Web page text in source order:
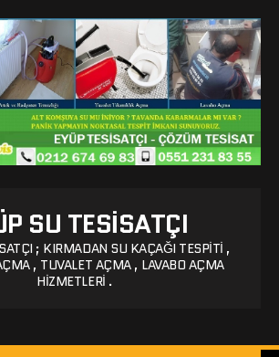
SU TESISATÇI
; KIRMADAN SU KAÇAĞI TESPITI ,
, TUVALET AÇMA , LAVABO AÇMA
HIZMETLERI .